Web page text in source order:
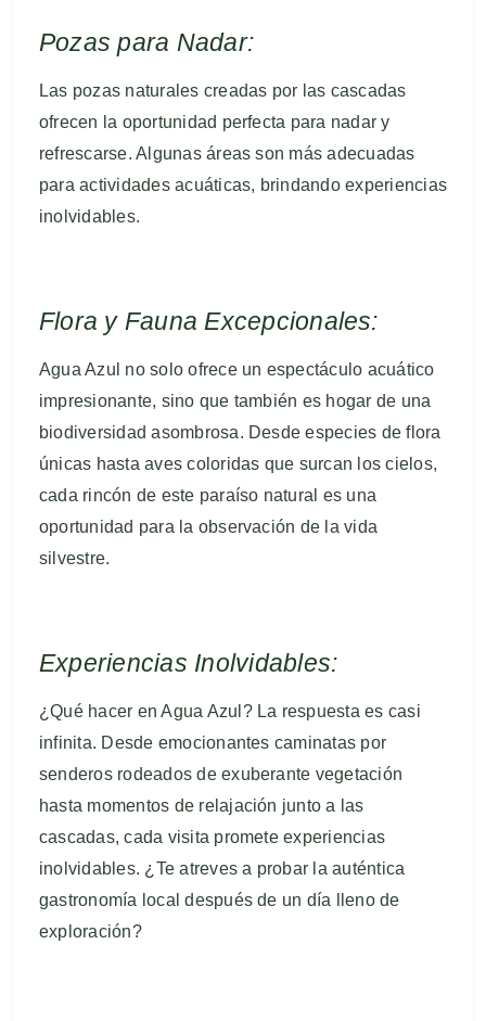
Pozas para Nadar:
Las pozas naturales creadas por las cascadas
ofrecen la oportunidad perfecta para nadar y
refrescarse. Algunas áreas son más adecuadas
para actividades acuáticas, brindando experiencias
inolvidables.
Flora y Fauna Excepcionales:
Agua Azul no solo ofrece un espectáculo acuático
impresionante, sino que también es hogar de una
biodiversidad asombrosa. Desde especies de flora
únicas hasta aves coloridas que surcan los cielos,
cada rincón de este paraíso natural es una
oportunidad para la observación de la vida
silvestre.
Experiencias Inolvidables:
¿Qué hacer en Agua Azul? La respuesta es casi
infinita. Desde emocionantes caminatas por
senderos rodeados de exuberante vegetación
hasta momentos de relajación junto a las
cascadas, cada visita promete experiencias
inolvidables. ¿Te atreves a probar la auténtica
gastronomía local después de un día lleno de
exploración?